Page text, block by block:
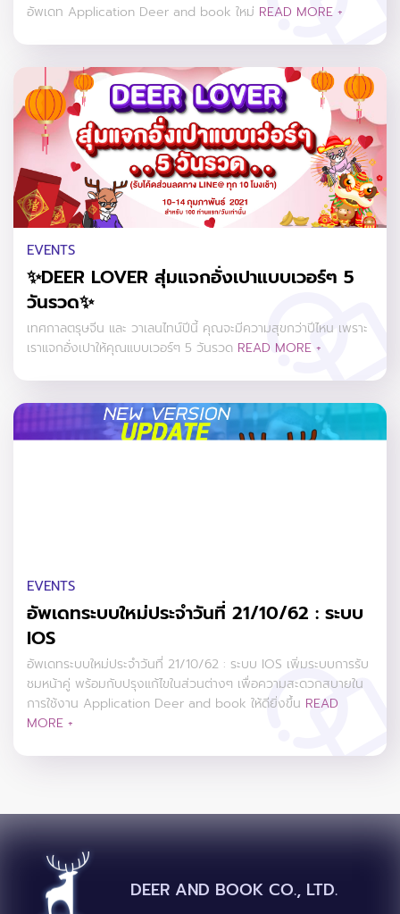
อัพเดท Application Deer and book ใหม่ READ MORE +
EVENTS
✨DEER LOVER สุ่มแจกอั่งเปาแบบเวอร์ๆ 5
วันรวด✨
เทศกาลตรุษจีน และ วาเลนไทน์ปีนี้ คุณจะมีความสุขกว่าปีไหน เพราะ
เราแจกอั่งเปาให้คุณแบบเวอร์ๆ 5 วันรวด READ MORE +
EVENTS
อัพเดทระบบใหม่ประจำวันที่ 21/10/62 : ระบบ
IOS
อัพเดทระบบใหม่ประจำวันที่ 21/10/62 : ระบบ IOS เพิ่มระบบการรับ
ชมหน้าคู่ พร้อมกับปรุงแก้ไขในส่วนต่างๆ เพื่อความสะดวกสบายใน
การใช้งาน Application Deer and book ให้ดียิ่งขึ้น READ
MORE +
DEER AND BOOK CO., LTD.